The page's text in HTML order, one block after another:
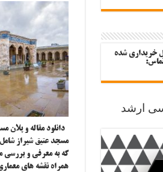
دانلود مقاله و پلان
که به معرفی و بررسی
همراه نقشه های
خریداری شده
ارشد